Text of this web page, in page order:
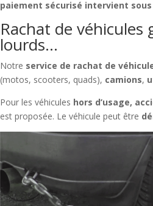
paiement sécurisé intervient sous
Rachat de
lourds…
Notre service de rachat de
(motos, scooters, quads), camions,
Pour les véhicules hors d’usage,
est proposée. Le véhicule peut être